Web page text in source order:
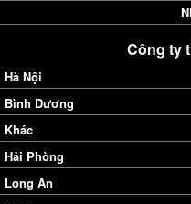
Công ty
Hà Nội
Bình Dương
Khác
Hải Phòng
Long An